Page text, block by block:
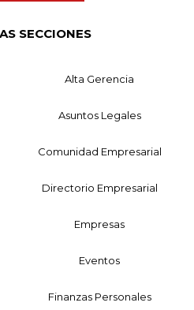
SECCIONES
Alta Gerencia
Asuntos Legales
Comunidad Empresarial
Directorio Empresarial
Empresas
Eventos
Finanzas Personales